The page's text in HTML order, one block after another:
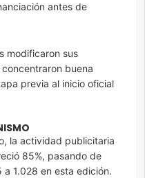
antes de
modificaron sus
buena
previa al inicio oficial
la actividad publicitaria
85%, pasando de
1.028 en esta edición.